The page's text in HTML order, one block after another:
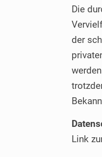
Die
der
Link